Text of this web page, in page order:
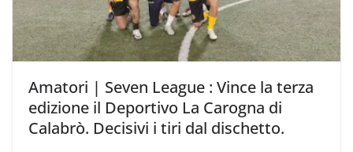
Amatori | Seven League : Vince la terza
edizione il Deportivo La Carogna di
Calabrò. Decisivi i tiri dal dischetto.